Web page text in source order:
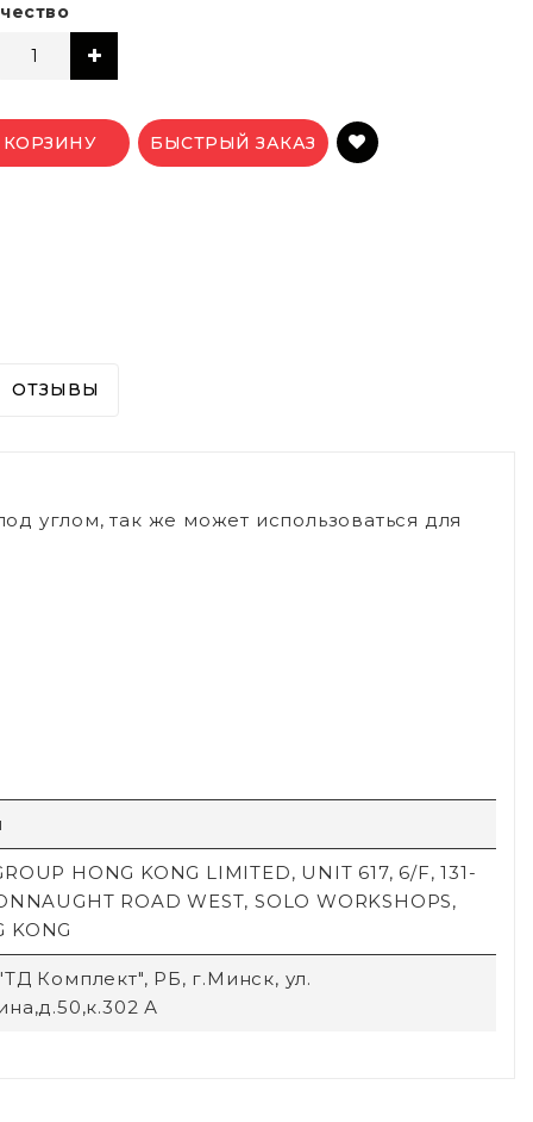
КОРЗИНУ БЫСТРЫЙ ЗАКАЗ
ОТЗЫВЫ
углом, так же может использоваться для
HONG KONG LIMITED, UNIT 617, 6/F, 131-
ROAD WEST, SOLO WORKSHOPS,
KONG
Комплект", РБ, г.Минск, ул.
А